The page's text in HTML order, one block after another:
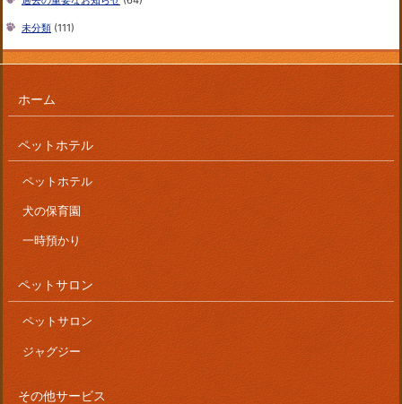
未分類 (111)
ホーム
ペットホテル
ペットホテル
犬の保育園
一時預かり
ペットサロン
ペットサロン
ジャグジー
その他サービス